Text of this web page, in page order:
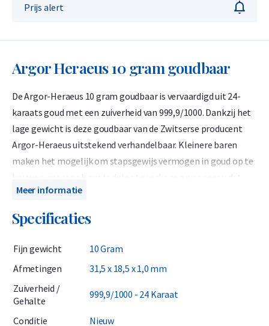
Prijs alert
Argor Heraeus 10 gram goudbaar
De Argor-Heraeus 10 gram goudbaar is vervaardigd uit 24-
karaats goud met een zuiverheid van 999,9/1000. Dankzij het
lage gewicht is deze goudbaar van de Zwitserse producent
Argor-Heraeus uitstekend verhandelbaar. Kleinere baren
maken het mogelijk om stapsgewijs vermogen in goud op te
bouwen, maar ook om in delen te verkopen wanneer u dat
wilt. Met de 10 gram goudbaar van Argor-Heraeus belegt u in
LBMA-gecertificeerd puur goud van een internationaal
gerenommeerde raffinaderij. Elke baar heeft een uniek
(London Bullion Market Association) en behoort tot een
Meer informatie
Specificaties
Fijn gewicht
10 Gram
Afmetingen
31,5 x 18,5 x 1,0 mm
Zuiverheid /
Gehalte
999,9/1000 - 24 Karaat
Conditie Nieuw